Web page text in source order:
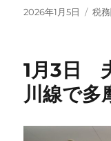
投
2026年1月5日
カ
税
1月3日
川線で多